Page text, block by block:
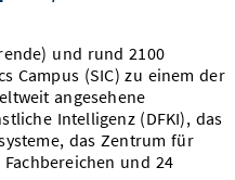
und rund 2100
Campus (SIC) zu einem der
angesehene
Intelligenz (DFKI), das
das Zentrum für
und 24